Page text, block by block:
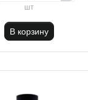
шт
В корзину